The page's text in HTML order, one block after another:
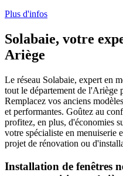
Plus d'infos
Solabaie, votre
Ariège
Le réseau Solabaie, expert en
tout le département de l'Ariège
Remplacez vos anciens
et performantes. Goûtez au
profitez, en plus, d'économies
votre spécialiste en menuiserie
projet de rénovation ou
Installation de fenêtres